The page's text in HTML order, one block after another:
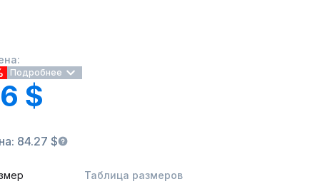
Подробнее
$
84.27 $
Таблица размеров